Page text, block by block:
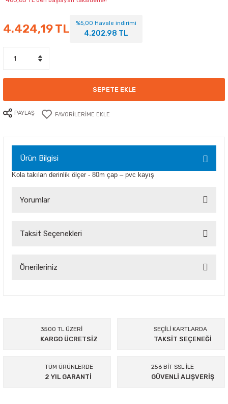
4.424,19 TL %5,00 Havale indirimi
4.202,98 TL
SEPETE EKLE
PAYLAŞ
Ürün Bilgisi
Kola takılan derinlik ölçer - 80m çap – pvc kayış
Yorumlar
Bu ürüne ilk yorumu siz yapın!
Taksit Seçenekleri
Önerileriniz
Ürün resmi kalitesiz, bozuk veya görüntülenemiyor.
Ürün bilgilerinde hatalar bulunuyor.
3500 TL ÜZERİ
KARGO ÜCRETSİZ
SEÇİLİ KARTLARDA
TAKSİT SEÇENEĞİ
TÜM ÜRÜNLERDE
2 YIL GARANTİ
256 BİT SSL İLE
GÜVENLİ ALIŞVERİŞ